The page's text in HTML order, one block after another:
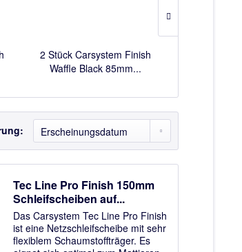
2 Stück Carsystem Finish
Waffle Black 85mm...
Tec Line Pro Finish 150mm
Schleifscheiben auf...
Das Carsystem Tec Line Pro Finish
ist eine Netzschleifscheibe mit sehr
flexiblem Schaumstoffträger. Es